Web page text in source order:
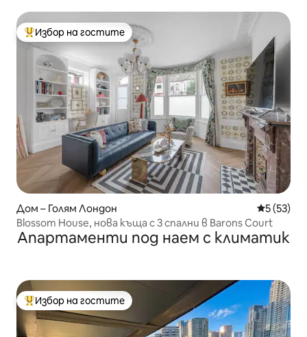
Най-популярен избор на гостите
Избор на гостите
Дом – Голям Лондон Средна
5 (53)
Blossom House, нова къща с 3 спални в Barons Court
Апартаменти под наем с климатик
Най-популярен избор на гостите
Избор на гостите